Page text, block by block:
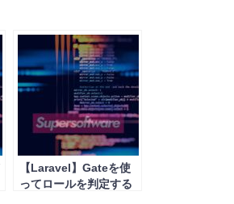
【Laravel】Gateを使
ってロールを判定する